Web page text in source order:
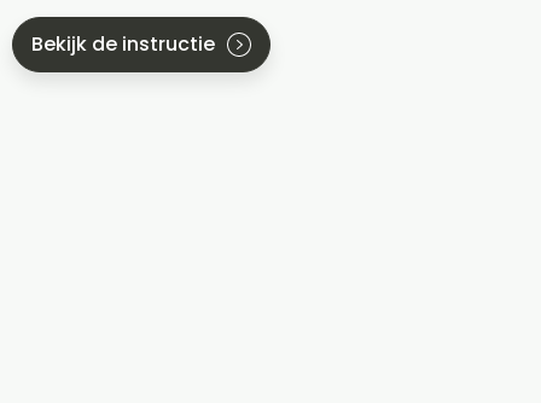
Bekijk de instructie